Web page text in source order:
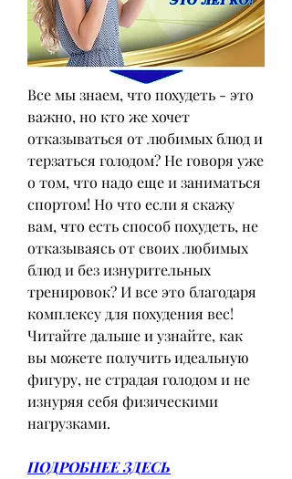
Все мы знаем, что похудеть - это
важно, но кто же хочет
отказываться от любимых блюд и
терзаться голодом? Не говоря уже
о том, что надо еще и заниматься
спортом! Но что если я скажу
вам, что есть способ похудеть, не
отказываясь от своих любимых
блюд и без изнурительных
тренировок? И все это благодаря
комплексу для похудения вес!
Читайте дальше и узнайте, как
вы можете получить идеальную
фигуру, не страдая голодом и не
изнуряя себя физическими
нагрузками.
ПОДРОБНЕЕ ЗДЕСЬ